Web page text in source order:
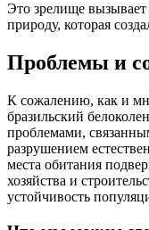
Это зрелище вызывает
природу, которая
Проблемы и
К сожалению, как и
бразильский
проблемами,
разрушением
места обитания
хозяйства и
устойчивость